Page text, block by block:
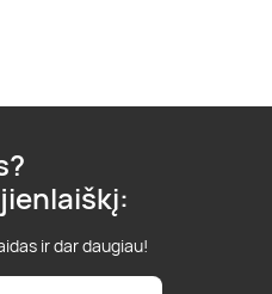
ir dar daugiau!